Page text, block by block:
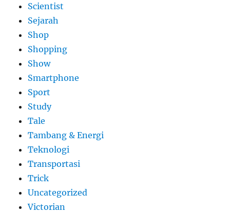
Scientist
Sejarah
Shop
Shopping
Show
Smartphone
Sport
Study
Tale
Tambang & Energi
Teknologi
Transportasi
Trick
Uncategorized
Victorian